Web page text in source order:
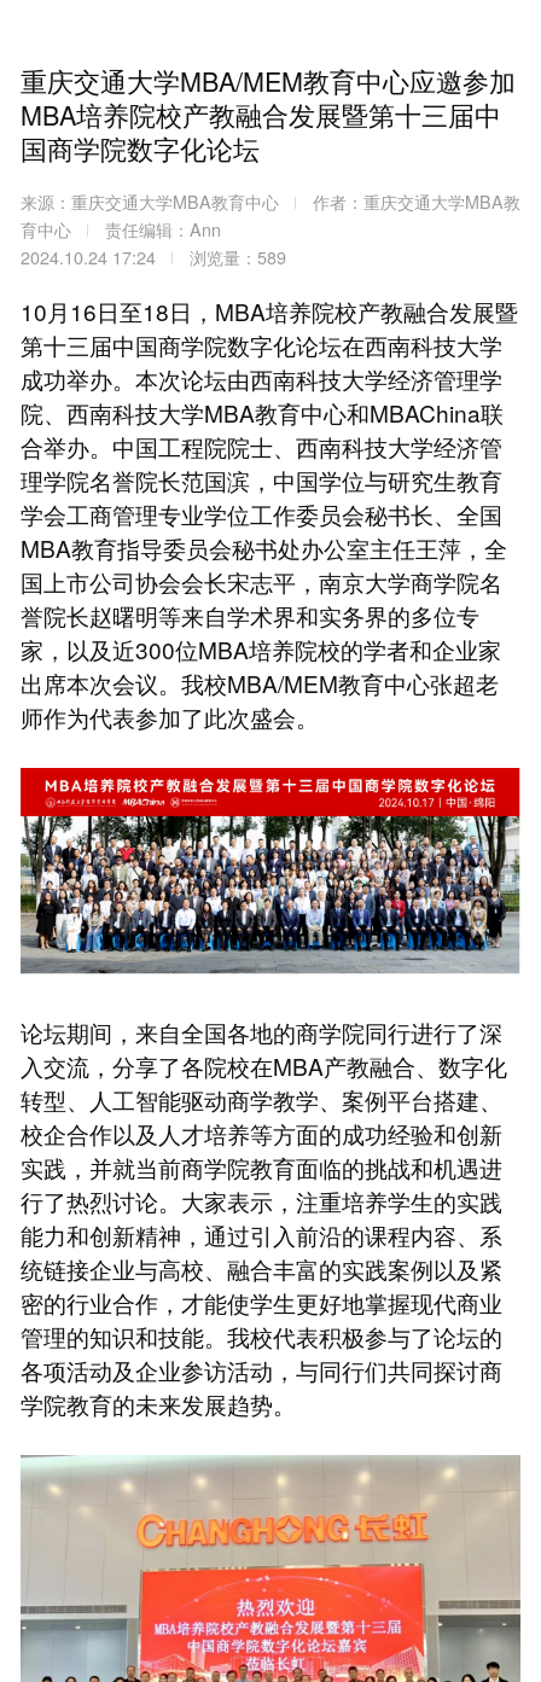
重庆交通大学MBA/MEM教育中心应邀参加
MBA培养院校产教融合发展暨第十三届中
国商学院数字化论坛
来源：重庆交通大学MBA教育中心
作者：重庆交通大学MBA教
育中心
责任编辑：Ann
2024.10.24 17:24
浏览量：589
10月16日至18日，MBA培养院校产教融合发展暨
第十三届中国商学院数字化论坛在西南科技大学
成功举办。本次论坛由西南科技大学经济管理学
院、西南科技大学MBA教育中心和MBAChina联
合举办。中国工程院院士、西南科技大学经济管
理学院名誉院长范国滨，中国学位与研究生教育
学会工商管理专业学位工作委员会秘书长、全国
MBA教育指导委员会秘书处办公室主任王萍，全
国上市公司协会会长宋志平，南京大学商学院名
誉院长赵曙明等来自学术界和实务界的多位专
家，以及近300位MBA培养院校的学者和企业家
出席本次会议。我校MBA/MEM教育中心张超老
师作为代表参加了此次盛会。
论坛期间，来自全国各地的商学院同行进行了深
入交流，分享了各院校在MBA产教融合、数字化
转型、人工智能驱动商学教学、案例平台搭建、
校企合作以及人才培养等方面的成功经验和创新
实践，并就当前商学院教育面临的挑战和机遇进
行了热烈讨论。大家表示，注重培养学生的实践
能力和创新精神，通过引入前沿的课程内容、系
统链接企业与高校、融合丰富的实践案例以及紧
密的行业合作，才能使学生更好地掌握现代商业
管理的知识和技能。我校代表积极参与了论坛的
各项活动及企业参访活动，与同行们共同探讨商
学院教育的未来发展趋势。